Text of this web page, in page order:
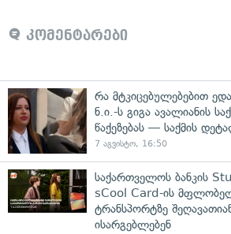
კომენტარები
რა მტკიცებულებებით
ნ.ი.-ს გიგა ავალიანის
წაქეზებას — საქმის
7 აგვისტო, 16:50
საქართველოს ბანკის
sCool Card-ის
ტრანსპორტზე
ისარგებლებენ